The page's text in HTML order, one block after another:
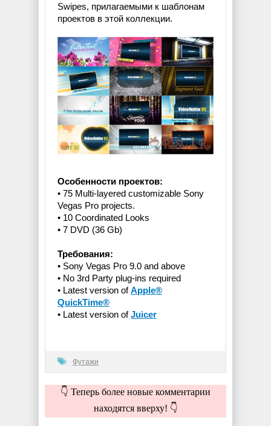
Swipes, прилагаемыми к шаблонам
проектов в этой коллекции.
Особенности проектов:
• 75 Multi-layered customizable Sony
Vegas Pro projects.
• 10 Coordinated Looks
• 7 DVD (36 Gb)
Требования:
• Sony Vegas Pro 9.0 and above
• No 3rd Party plug-ins required
• Latest version ofApple®
QuickTime®
• Latest version ofJuicer
Футажи
👇 Теперь более новые комментарии
находятся вверху! 👇